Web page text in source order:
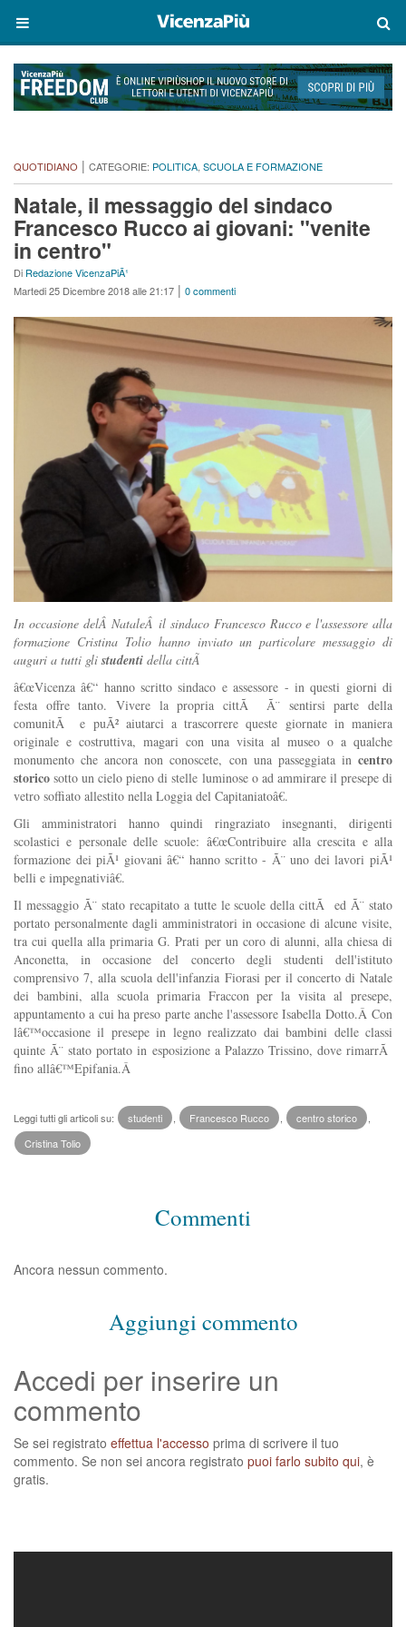
QUOTIDIANO | CATEGORIE: POLITICA, SCUOLA E FORMAZIONE
Natale, il messaggio del sindaco
Francesco Rucco ai giovani: "venite
in centro"
Di Redazione VicenzaPiÃ¹
Martedi 25 Dicembre 2018 alle 21:17 | 0 commenti
In occasione delÂNataleÂ il sindaco Francesco Rucco e l'assessore alla
formazione Cristina Tolio hanno inviato un particolare messaggio di
auguri a tutti glistudenti della cittÃ
â€œVicenza â€“ hanno scritto sindaco e assessore - in questi giorni di
festa offre tanto. Vivere la propria cittÃ Ã¨ sentirsi parte della
comunitÃ e puÃ² aiutarci a trascorrere queste giornate in maniera
originale e costruttiva, magari con una visita al museo o a qualche
monumento che ancora non conoscete, con una passeggiata in centro
storico sotto un cielo pieno di stelle luminose o ad ammirare il presepe di
vetro soffiato allestito nella Loggia del Capitaniatoâ€.
Gli amministratori hanno quindi ringraziato insegnanti, dirigenti
scolastici e personale delle scuole: â€œContribuire alla crescita e alla
formazione dei piÃ¹ giovani â€“ hanno scritto - Ã¨ uno dei lavori piÃ¹
belli e impegnativiâ€.
Il messaggio Ã¨ stato recapitato a tutte le scuole della cittÃ ed Ã¨ stato
portato personalmente dagli amministratori in occasione di alcune visite,
tra cui quella alla primaria G. Prati per un coro di alunni, alla chiesa di
Anconetta, in occasione del concerto degli studenti dell'istituto
comprensivo 7, alla scuola dell'infanzia Fiorasi per il concerto di Natale
dei bambini, alla scuola primaria Fraccon per la visita al presepe,
appuntamento a cui ha preso parte anche l'assessore Isabella Dotto.Â Con
lâ€™occasione il presepe in legno realizzato dai bambini delle classi
quinte Ã¨ stato portato in esposizione a Palazzo Trissino, dove rimarrÃ
fino allâ€™Epifania.Â
Leggi tutti gli articoli su: studenti Francesco Rucco centro storico
Cristina Tolio
Commenti
Ancora nessun commento.
Aggiungi commento
Accedi per inserire un
commento
Se sei registrato effettua l'accesso prima di scrivere il tuo
commento. Se non sei ancora registrato puoi farlo subito qui, è
gratis.